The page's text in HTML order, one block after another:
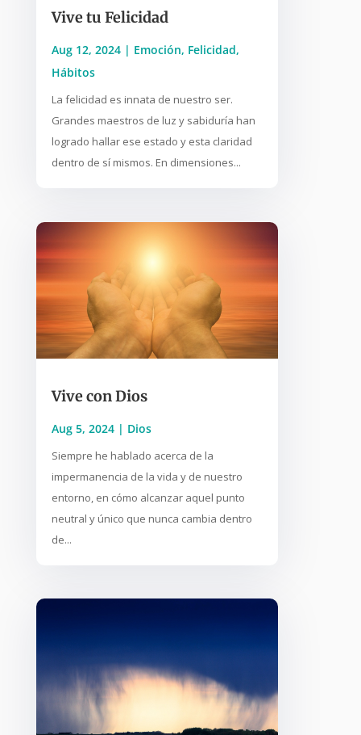
Vive tu Felicidad
Aug 12, 2024| Emoción, Felicidad,
Hábitos
La felicidad es innata de nuestro ser.
Grandes maestros de luz y sabiduría han
logrado hallar ese estado y esta claridad
dentro de sí mismos. En dimensiones...
Vive con Dios
Aug 5, 2024| Dios
Siempre he hablado acerca de la
impermanencia de la vida y de nuestro
entorno, en cómo alcanzar aquel punto
neutral y único que nunca cambia dentro
de...